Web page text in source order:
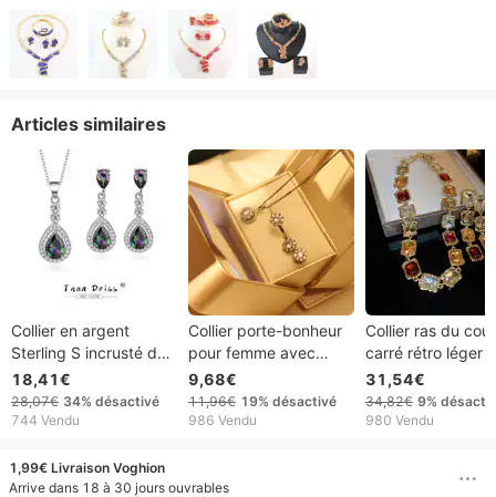
Articles similaires
Collier en argent
Sterling S incrusté de
gouttelettes colorées
en Zircon, ensemble
de deux boucles
la mode pour femmes
18,41€
28,07€ 34% désactivé
744 Vendu
Collier porte-bonheur
pour femme avec
bagues tournantes,
boucles d'oreilles,
collier en acier titane,
zircon rare pour
9,68€
11,96€ 19% désactivé
986 Vendu
Collier ras du cou
carré rétro léger
luxe avec
haute qualité et
élégant, collier de
exagéré pour
31,54€
34,82€ 9%
980 Vendu
1,99€ Livraison Voghion
Arrive dans 18 à 30 jours ouvrables